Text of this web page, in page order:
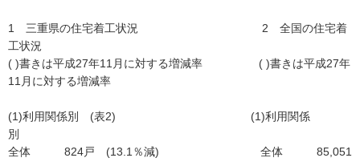
1 三重県の住宅着工状況 2 全国の住宅着
工状況
( )書きは平成27年11月に対する増減率 ( )書きは平成27年
11月に対する増減率
(1)利用関係別 (表2) (1)利用関係
別
全体 824戸 (13.1％減) 全体 85,051